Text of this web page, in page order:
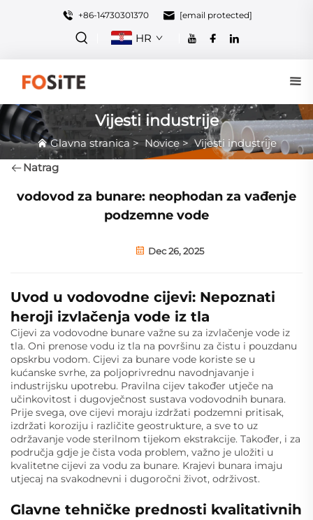
+86-14730301370 [email protected]
HR
Vijesti industrije
Glavna stranica > Novice>Vijesti industrije
Natrag
vodovod za bunare: neophodan za vađenje
podzemne vode
Dec 26, 2025
Uvod u vodovodne cijevi: Nepoznati
heroji izvlačenja vode iz tla
Cijevi za vodovodne bunare važne su za izvlačenje vode iz
tla. Oni prenose vodu iz tla na površinu za čistu i pouzdanu
opskrbu vodom. Cijevi za bunare vode koriste se u
kućanske svrhe, za poljoprivrednu navodnjavanje i
industrijsku upotrebu. Pravilna cijev također utječe na
učinkovitost i dugovječnost sustava vodovodnih bunara.
Prije svega, ove cijevi moraju izdržati podzemni pritisak,
izdržati koroziju i različite geostrukture, a sve to uz
održavanje vode sterilnom tijekom ekstrakcije. Također, i za
područja gdje je čista voda problem, važno je uložiti u
kvalitetne cijevi za vodu za bunare. Krajevi bunara imaju
utjecaj na svakodnevni i dugoročni život, održivost.
Glavne tehničke prednosti kvalitativnih